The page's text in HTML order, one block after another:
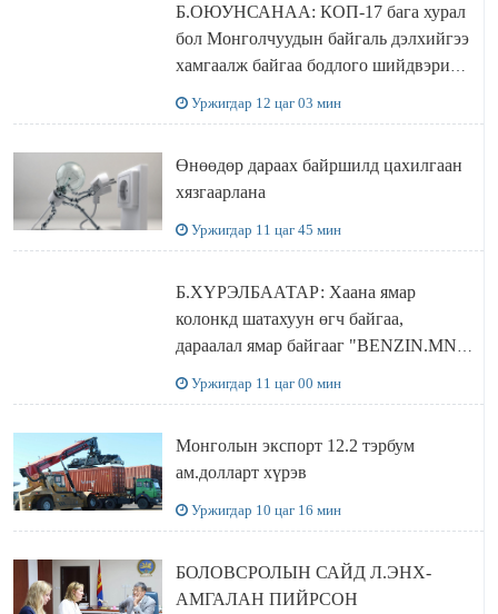
Б.ОЮУНСАНАА: КОП-17 бага хурал
бол Монголчуудын байгаль дэлхийгээ
хамгаалж байгаа бодлого шийдвэрийг
Уржигдар 12 цаг 03 мин
Өнөөдөр дараах байршилд цахилгаан
хязгаарлана
Уржигдар 11 цаг 45 мин
Б.ХҮРЭЛБААТАР: Хаана ямар
колонкд шатахуун өгч байгаа,
дараалал ямар байгааг "BENZIN.MN”
Уржигдар 11 цаг 00 мин
Монголын экспорт 12.2 тэрбум
ам.долларт хүрэв
Уржигдар 10 цаг 16 мин
БОЛОВСРОЛЫН САЙД Л.ЭНХ-
АМГАЛАН ПИЙРСОН